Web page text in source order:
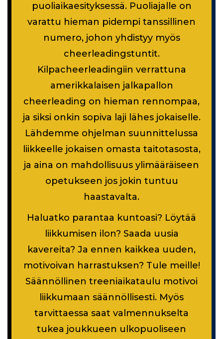
puoliaikaesityksessä. Puoliajalle on
varattu hieman pidempi tanssillinen
numero, johon yhdistyy myös
cheerleadingstuntit.
Kilpacheerleadingiin verrattuna
amerikkalaisen jalkapallon
cheerleading on hieman rennompaa,
ja siksi onkin sopiva laji lähes jokaiselle.
Lähdemme ohjelman suunnittelussa
liikkeelle jokaisen omasta taitotasosta,
ja aina on mahdollisuus ylimääräiseen
opetukseen jos jokin tuntuu
haastavalta.
Haluatko parantaa kuntoasi? Löytää
liikkumisen ilon? Saada uusia
kavereita? Ja ennen kaikkea uuden,
motivoivan harrastuksen? Tule meille!
Säännöllinen treeniaikataulu motivoi
liikkumaan säännöllisesti. Myös
tarvittaessa saat valmennukselta
tukea joukkueen ulkopuoliseen